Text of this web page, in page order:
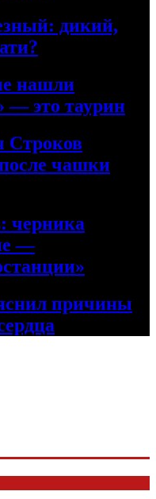
дикий,
нашли
— это таурин
Строков
чашки
черника
—
причины